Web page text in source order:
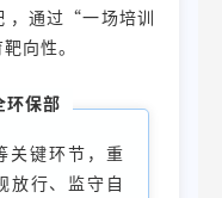
通过“一场培训
向性。
环保部
关键环节，重
放行、监守自